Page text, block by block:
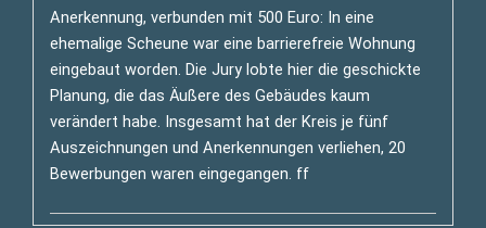
Anerkennung, verbunden mit 500 Euro: In eine
ehemalige Scheune war eine barrierefreie Wohnung
eingebaut worden. Die Jury lobte hier die geschickte
Planung, die das Äußere des Gebäudes kaum
verändert habe. Insgesamt hat der Kreis je fünf
Auszeichnungen und Anerkennungen verliehen, 20
Bewerbungen waren eingegangen. ff